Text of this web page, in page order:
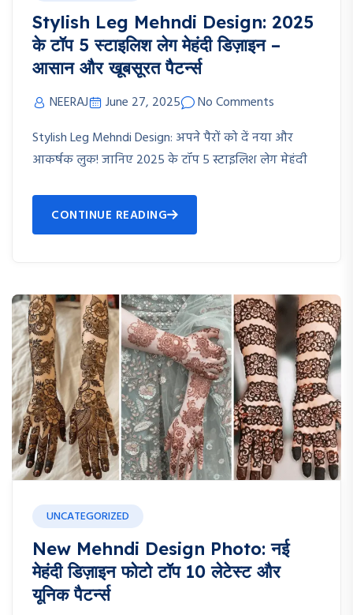
Stylish Leg Mehndi Design: 2025
के टॉप 5 स्टाइलिश लेग मेहंदी डिज़ाइन –
आसान और खूबसूरत पैटर्न्स
NEERAJ June 27, 2025
No Comments
Stylish Leg Mehndi Design: अपने पैरों को दें नया और
आकर्षक लुक! जानिए 2025 के टॉप 5 स्टाइलिश लेग मेहंदी
CONTINUE READING
UNCATEGORIZED
New Mehndi Design Photo: नई
मेहंदी डिज़ाइन फोटो टॉप 10 लेटेस्ट और
यूनिक पैटर्न्स